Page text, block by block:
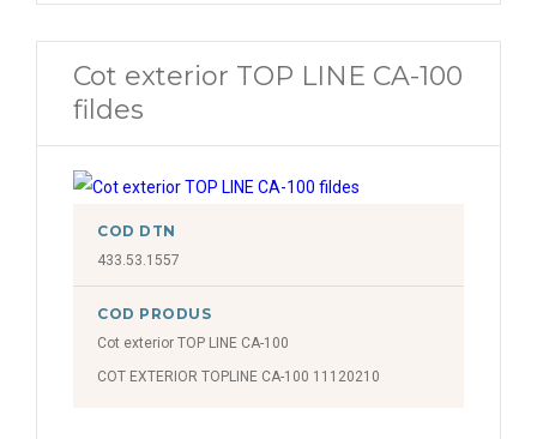
Cot exterior TOP LINE CA-100
fildes
COD DTN
433.53.1557
COD PRODUS
Cot exterior TOP LINE CA-100
COT EXTERIOR TOPLINE CA-100 11120210